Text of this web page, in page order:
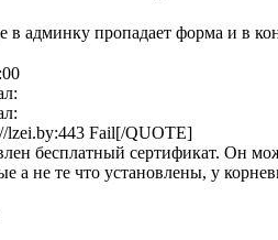
админку пропадает форма и в
lzei.by:443 Fail[/QUOTE]
бесплатный сертификат. Он
а не те что установлены, у